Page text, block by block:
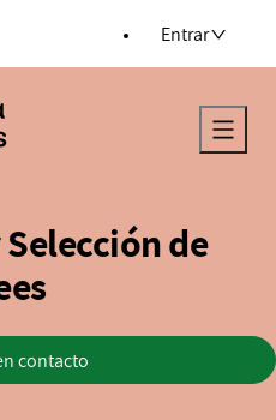
Entrar
Regresar a la página principal
de
contacto